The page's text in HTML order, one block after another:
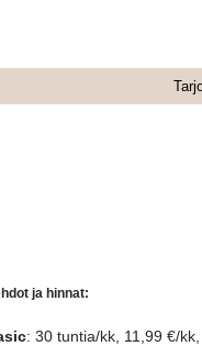
ja hinnat:
: 30 tuntia/kk, 11,99 €/